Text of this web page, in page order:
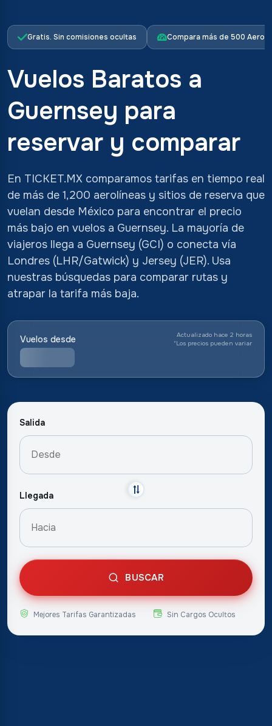
Gratis. Sin comisiones ocultas Compara más de 500
Vuelos Baratos a
Guernsey para
reservar y comparar
En TICKET.MX comparamos tarifas en tiempo real
de más de 1,200 aerolíneas y sitios de reserva que
vuelan desde México para encontrar el precio
más bajo en vuelos a Guernsey. La mayoría de
viajeros llega a Guernsey (GCI) o conecta vía
Londres (LHR/Gatwick) y Jersey (JER). Usa
nuestras búsquedas para comparar rutas y
atrapar la tarifa más baja.
Vuelos desde
Actualizado hace 2 horas
*Los precios pueden variar
Salida
Llegada
BUSCAR
Mejores Tarifas Garantizadas Sin Cargos Ocultos